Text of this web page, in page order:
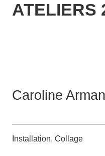
ATELIERS
Caroline
Installation, Collage